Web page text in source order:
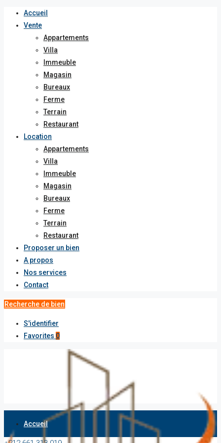
Accueil
Vente
Appartements
Villa
Immeuble
Magasin
Bureaux
Ferme
Terrain
Restaurant
Location
Appartements
Villa
Immeuble
Magasin
Bureaux
Ferme
Terrain
Restaurant
Proposer un bien
A propos
Nos services
Contact
Recherche de bien
S'identifier
Favorites 0
Accueil